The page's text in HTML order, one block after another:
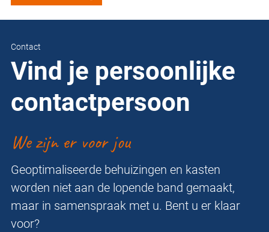
Contact
Vind je persoonlijke
contactpersoon
We zijn er voor jou
Geoptimaliseerde behuizingen en kasten
worden niet aan de lopende band gemaakt,
maar in samenspraak met u. Bent u er klaar
voor?